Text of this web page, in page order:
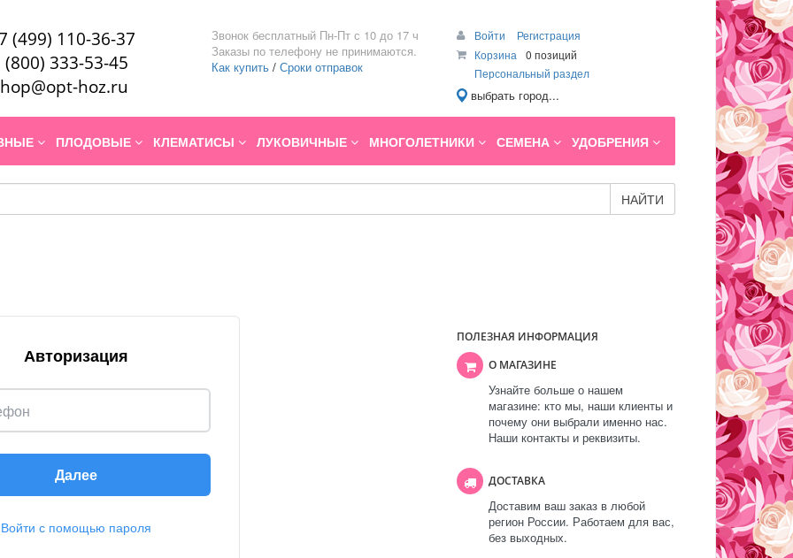
(499) 110-36-37
(800) 333-53-45
hoz.ru
Звонок бесплатный Пн-Пт с 10 до 17 ч
Заказы по телефону не принимаются.
Как купить / Сроки отправок
Войти
Регистрация
Корзина
0 позиций
Персональный раздел
выбрать город...
ПЛОДОВЫЕ КЛЕМАТИСЫ ЛУКОВИЧНЫЕ МНОГОЛЕТНИКИ СЕМЕНА УДОБРЕНИЯ
НАЙТИ
Авторизация
Далее
Войти с помощью пароля
ПОЛЕЗНАЯ ИНФОРМАЦИЯ
О МАГАЗИНЕ
Узнайте больше о нашем
магазине: кто мы, наши клиенты и
почему они выбрали именно нас.
Наши контакты и реквизиты.
ДОСТАВКА
Доставим ваш заказ в любой
регион России. Работаем для вас,
без выходных.